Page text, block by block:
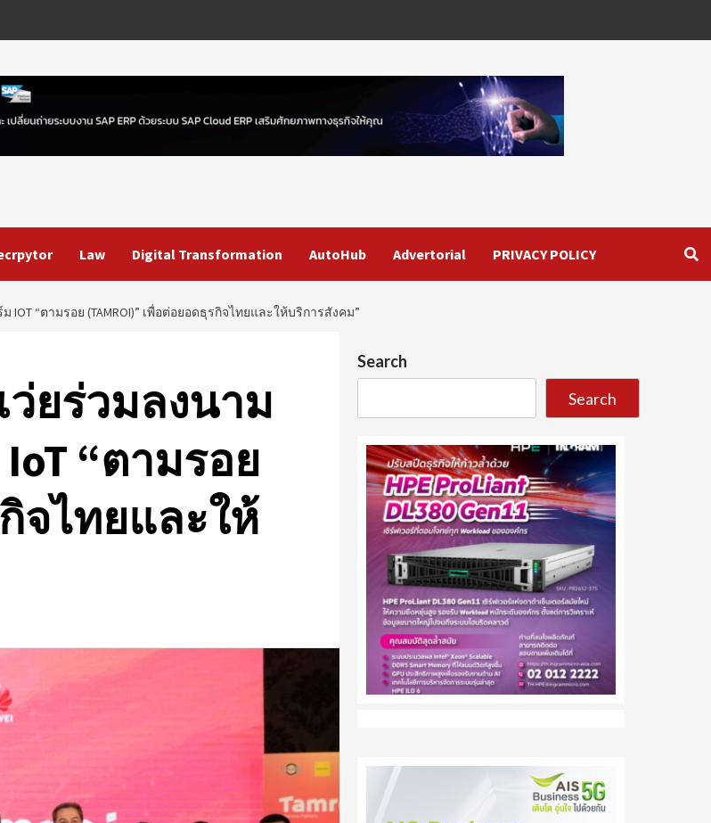
Law Digital Transformation AutoHub Advertorial PRIVACY POLICY
“ตามรอย (TAMROI)” เพื่อต่อยอดธุรกิจไทยและให้บริการสังคม”
ว่ยร่วมลงนาม
“ตามรอย
จไทยและให้
Search
Search